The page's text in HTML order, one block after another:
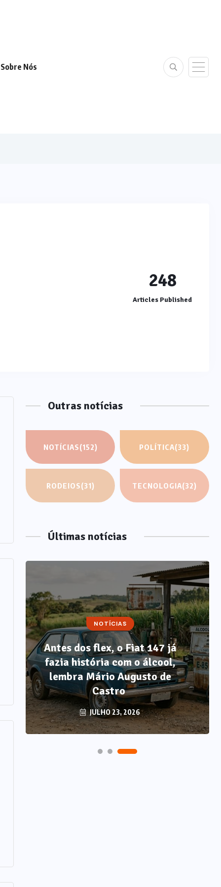
Sobre Nós
248
Articles Published
Outras notícias
NOTÍCIAS(152) POLÍTICA(33)
RODEIOS(31) TECNOLOGIA(32)
Últimas notícias
NOTÍCIAS
Antes dos flex, o Fiat 147 já
fazia história com o álcool,
lembra Mário Augusto de
Castro
JULHO 23, 2026